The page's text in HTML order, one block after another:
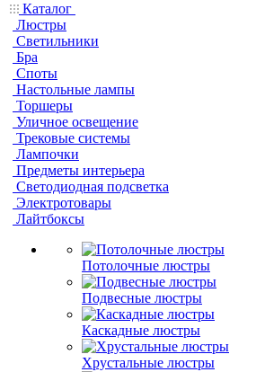
Каталог
Люстры
Светильники
Бра
Споты
Настольные лампы
Торшеры
Уличное освещение
Трековые системы
Лампочки
Предметы интерьера
Светодиодная подсветка
Электротовары
Лайтбоксы
Потолочные люстры
Подвесные люстры
Каскадные люстры
Хрустальные люстры